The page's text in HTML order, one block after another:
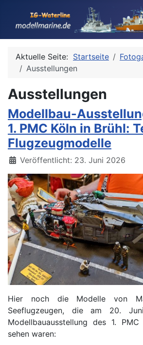
Aktuelle Seite: Startseite
Ausstellungen
Ausstellungen
Modellbau-
1. PMC Köln in Brühl:
Flugzeugmodelle
Details
Veröffentlicht: 23. Juni 2026
Hier noch die Modelle von
Seeflugzeugen, die am 20.
Modellbauausstellung des 1.
sehen waren: